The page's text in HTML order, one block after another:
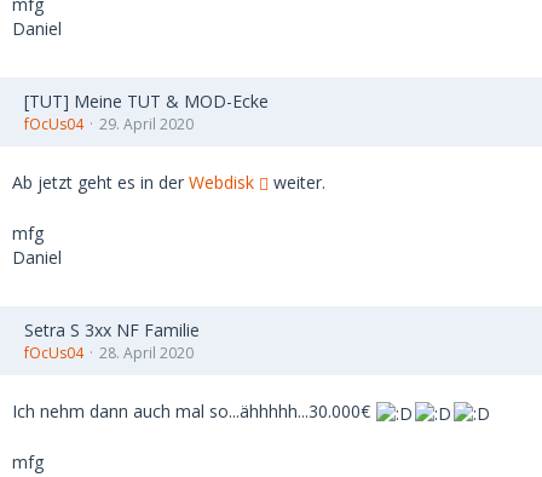
Daniel
[TUT] Meine TUT & MOD-Ecke
fOcUs04 29. April 2020
Ab jetzt geht es in der Webdisk weiter.
mfg
Daniel
Setra S 3xx NF Familie
fOcUs04 28. April 2020
Ich nehm dann auch mal so...ähhhhh...30.000€
mfg